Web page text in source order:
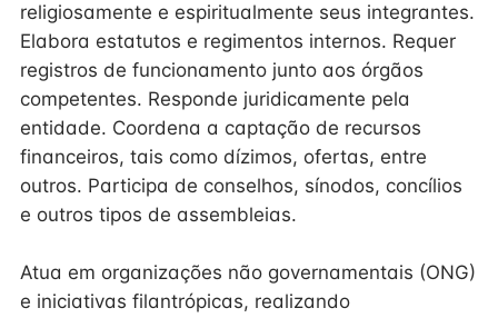
religiosamente e espiritualmente seus integrantes.
Elabora estatutos e regimentos internos. Requer
registros de funcionamento junto aos órgãos
competentes. Responde juridicamente pela
entidade. Coordena a captação de recursos
financeiros, tais como dízimos, ofertas, entre
outros. Participa de conselhos, sínodos, concílios
e outros tipos de assembleias.
Atua em organizações não governamentais (ONG)
e iniciativas filantrópicas, realizando